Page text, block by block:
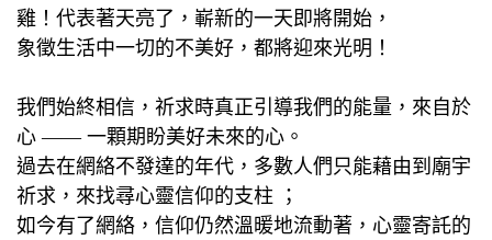
雞！代表著天亮了，嶄新的一天即將開始，
象徵生活中一切的不美好，都將迎來光明！
我們始終相信，祈求時真正引導我們的能量，來自於
心 —— 一顆期盼美好未來的心。
過去在網絡不發達的年代，多數人們只能藉由到廟宇
祈求，來找尋心靈信仰的支柱 ；
如今有了網絡，信仰仍然溫暖地流動著，心靈寄託的